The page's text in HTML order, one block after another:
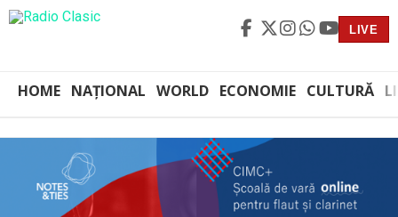
LIVE
HOME NAȚIONAL WORLD ECONOMIE CULTURĂ